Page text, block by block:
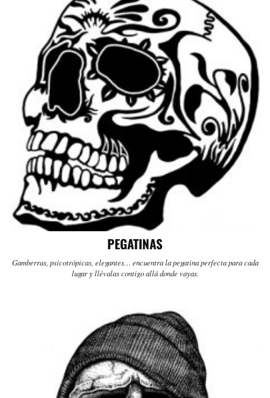
PEGATINAS
Gamberras, psicotrópicas, elegantes… encuentra la pegatina perfecta para cada
lugar y llévalas contigo allá donde vayas.